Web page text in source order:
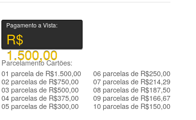
Pagamento a Vista:
R$
1.500,00
Parcelamento Cartões:
01 parcela de R$1.500,00
02 parcelas de R$750,00
03 parcelas de R$500,00
04 parcelas de R$375,00
05 parcelas de R$300,00
06 parcelas de R$250,00
07 parcelas de R$214,29
08 parcelas de R$187,50
09 parcelas de R$166,67
10 parcelas de R$150,00